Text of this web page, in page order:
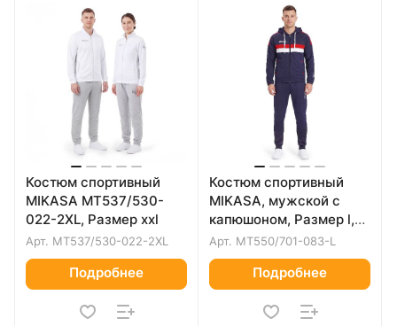
Костюм спортивный
MIKASA MT537/530-
022-2XL, Размер xxl
Арт. MT537/530-022-2XL
Подробнее
Костюм спортивный
MIKASA, мужской с
капюшоном, Размер l,
Цвет Темно-синий
Арт. MT550/701-083-L
Подробнее